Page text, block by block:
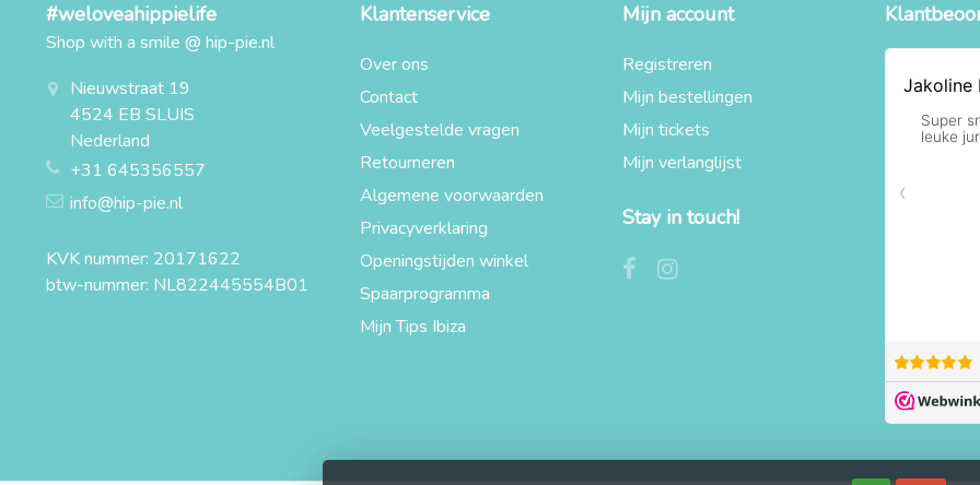
#weloveahippielife
Shop with a smile @ hip-pie.nl
Nieuwstraat 19
4524 EB SLUIS
Nederland
+31 645356557
info@hip-pie.nl
KVK nummer: 20171622
btw-nummer: NL822445554B01
Klantenservice
Over ons
Contact
Veelgestelde vragen
Retourneren
Algemene voorwaarden
Privacyverklaring
Openingstijden winkel
Spaarprogramma
Mijn Tips Ibiza
Mijn account
Registreren
Mijn bestellingen
Mijn tickets
Mijn verlanglijst
Stay in touch!